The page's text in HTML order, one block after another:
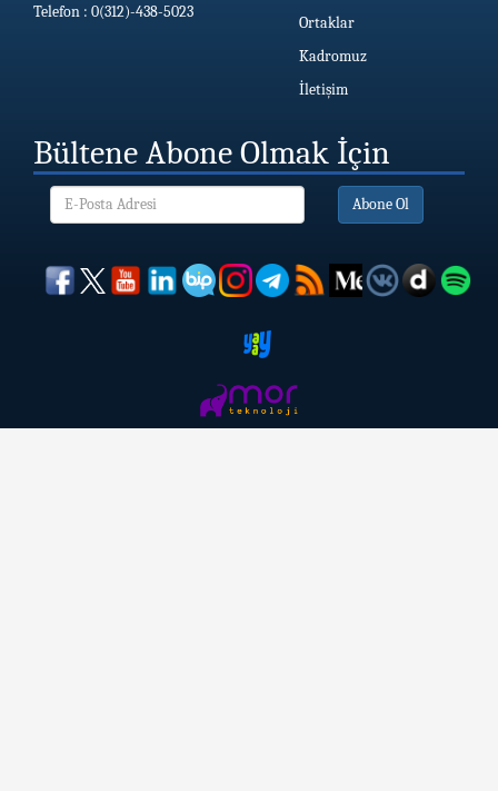
Telefon : 0(312)-438-5023
Ortaklar
Kadromuz
İletişim
Bültene Abone Olmak İçin
Abone Ol